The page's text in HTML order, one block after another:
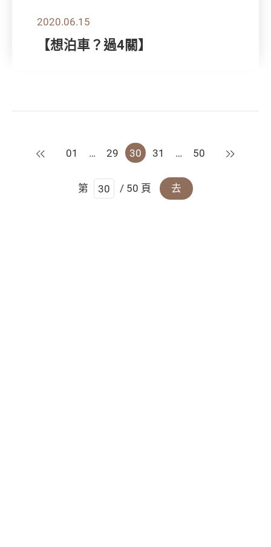
2020.06.15
【想泊車？過4關】
上一頁
01 … 29 30 31 … 50 下一頁
第 / 50 頁 去